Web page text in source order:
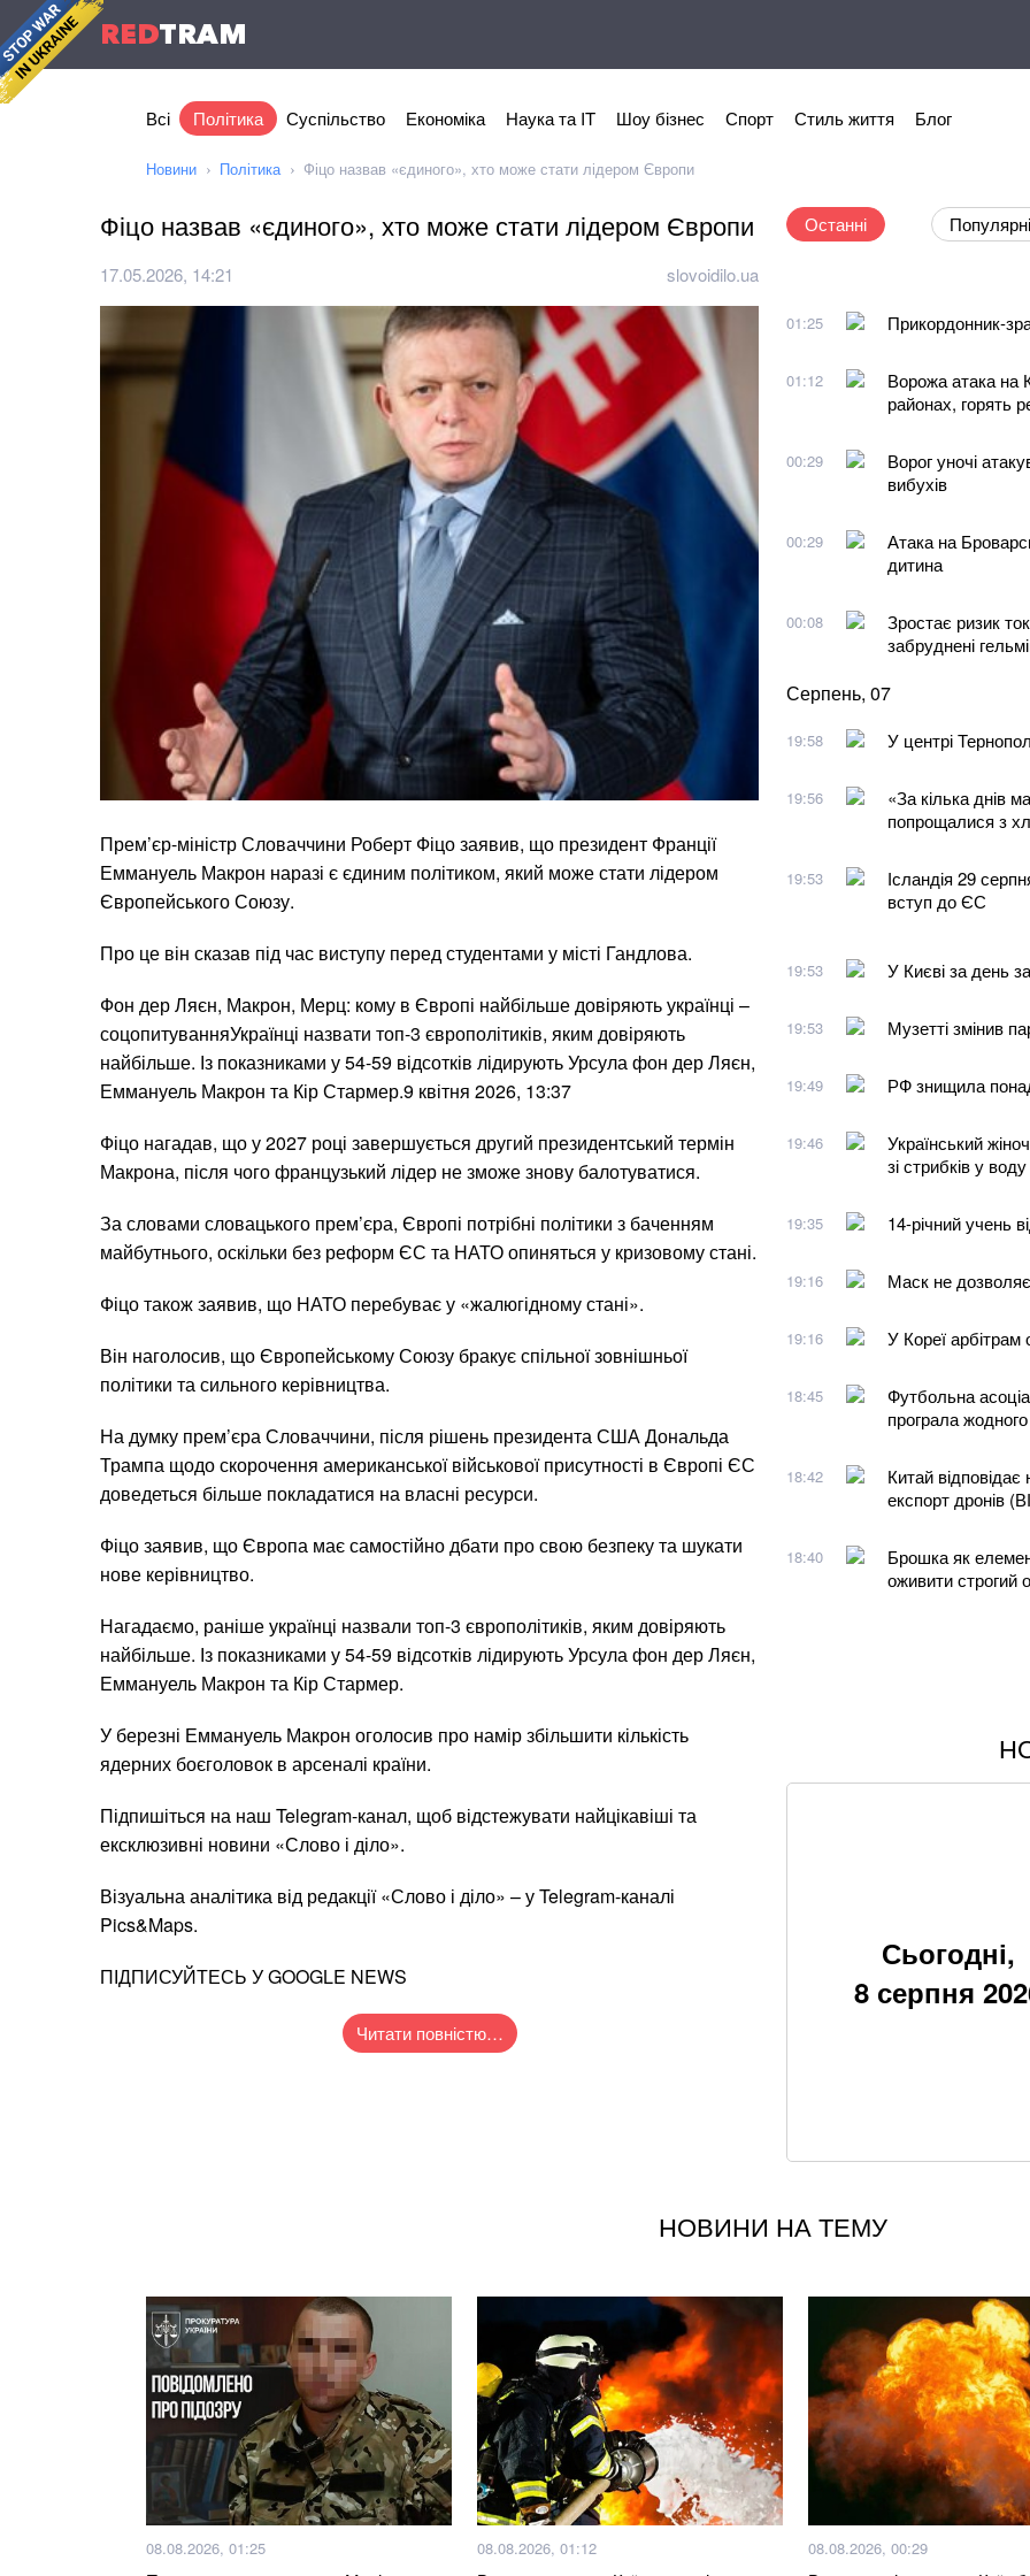
REDTRAM
Всі Політика Суспільство Економіка Наука та IT Шоу бізнес Спорт Стиль життя Блог
Новини Політика Фіцо назвав «єдиного», хто може стати лідером Європи
Фіцо назвав «єдиного», хто може стати лідером Європи
17.05.2026, 14:21 slovoidilo.ua
Прем’єр-міністр Словаччини Роберт Фіцо заявив, що президент Франції
Еммануель Макрон наразі є єдиним політиком, який може стати лідером
Європейського Союзу.
Про це він сказав під час виступу перед студентами у місті Гандлова.
Фон дер Ляєн, Макрон, Мерц: кому в Європі найбільше довіряють українці –
соцопитуванняУкраїнці назвати топ-3 європолітиків, яким довіряють
найбільше. Із показниками у 54-59 відсотків лідирують Урсула фон дер Ляєн,
Еммануель Макрон та Кір Стармер.9 квітня 2026, 13:37
Фіцо нагадав, що у 2027 році завершується другий президентський термін
Макрона, після чого французький лідер не зможе знову балотуватися.
За словами словацького прем’єра, Європі потрібні політики з баченням
майбутнього, оскільки без реформ ЄС та НАТО опиняться у кризовому стані.
Фіцо також заявив, що НАТО перебуває у «жалюгідному стані».
Він наголосив, що Європейському Союзу бракує спільної зовнішньої
політики та сильного керівництва.
На думку прем’єра Словаччини, після рішень президента США Дональда
Трампа щодо скорочення американської військової присутності в Європі ЄС
доведеться більше покладатися на власні ресурси.
Фіцо заявив, що Європа має самостійно дбати про свою безпеку та шукати
нове керівництво.
Нагадаємо, раніше українці назвали топ-3 європолітиків, яким довіряють
найбільше. Із показниками у 54-59 відсотків лідирують Урсула фон дер Ляєн,
Еммануель Макрон та Кір Стармер.
У березні Еммануель Макрон оголосив про намір збільшити кількість
ядерних боєголовок в арсеналі країни.
Підпишіться на наш Telegram-канал, щоб відстежувати найцікавіші та
ексклюзивні новини «Слово і діло».
Візуальна аналітика від редакції «Слово і діло» – у Telegram-каналі
Pics&Maps.
ПІДПИСУЙТЕСЬ У GOOGLE NEWS
Читати повністю…
Останні Популярні
01:25 Прикордонник-
01:12
Ворожа атака на
районах, горять
00:29
Ворог уночі
вибухів
00:29
Атака на
дитина
00:08
Зростає ризик
забруднені
Серпень, 07
19:58 У центрі
19:56
«За кілька днів
попрощалися з
19:53
Ісландія 29
вступ до ЄС
19:53 У Києві за день
19:53 Музетті змінив
19:49 РФ знищила
19:46
Український
зі стрибків у воду
19:35 14-річний учень
19:16 Маск не дозволяє
19:16 У Кореї арбітрам
18:45
Футбольна
програла
18:42
Китай
експорт дронів
18:40
Брошка як
оживити строгий
Понад 9,2 млрд
Хвиля
завершення
Google прибирає
вже у 2027 році
Суд у справі
США та Україна
Що відбувається
робити запаси
Залишилося
щодо нападу
Смачніші та
за лічені хвилини
Сьогодні,
8 серпня
НОВИНИ НА ТЕМУ
08.08.2026, 01:25 08.08.2026, 01:12 08.08.2026, 00:29